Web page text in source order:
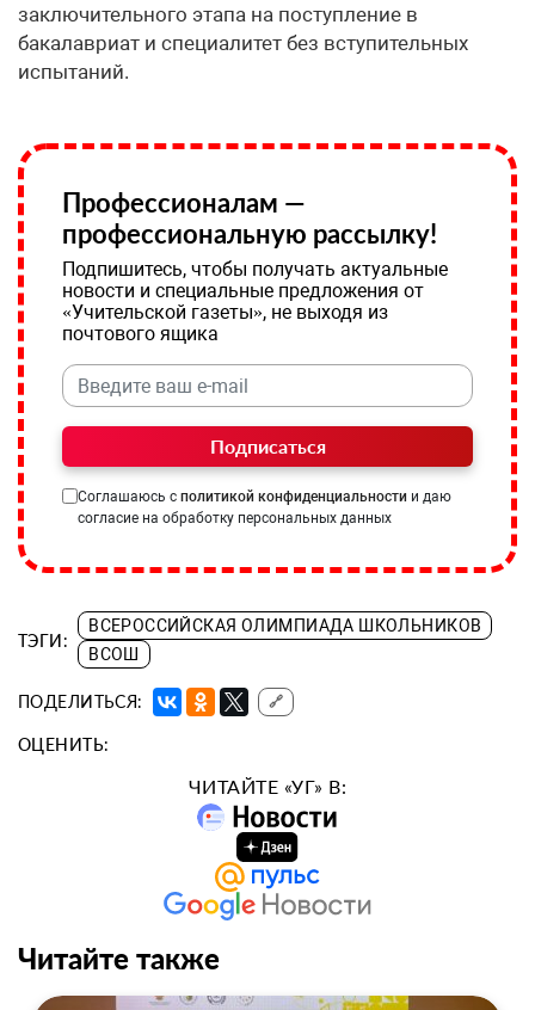
заключительного этапа на поступление в
бакалавриат и специалитет без вступительных
испытаний.
Профессионалам —
профессиональную рассылку!
Подпишитесь, чтобы получать актуальные
новости и специальные предложения от
«Учительской газеты», не выходя из
почтового ящика
Подписаться
Соглашаюсь с политикой конфиденциальности и даю
согласие на обработку персональных данных
ТЭГИ:
ВСЕРОССИЙСКАЯ ОЛИМПИАДА ШКОЛЬНИКОВ
ВСОШ
ПОДЕЛИТЬСЯ: 🔗
ОЦЕНИТЬ:
ЧИТАЙТЕ «УГ» В:
Читайте также